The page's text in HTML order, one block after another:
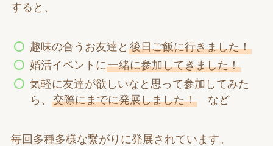
すると、
趣味の合うお友達と後日ご飯に行きました！
婚活イベントに一緒に参加してきました！
気軽に友達が欲しいなと思って参加してみた
ら、交際にまでに発展しました！ など
毎回多種多様な繋がりに発展されています。